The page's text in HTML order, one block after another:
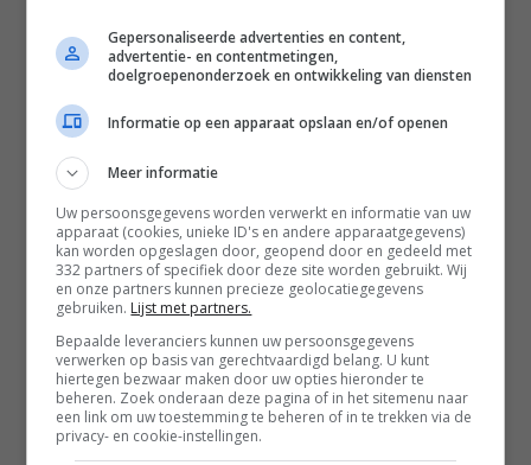
Disclaimer
Privacy voorwaarden
Instagram
Facebook
Pinterest
Home
Recepten
Leefstijl
Reizen
Gepersonaliseerde advertenties en content,
advertentie- en contentmetingen,
doelgroepenonderzoek en ontwikkeling van diensten
Informatie op een apparaat opslaan en/of openen
Meer informatie
Uw persoonsgegevens worden verwerkt en informatie van uw
apparaat (cookies, unieke ID's en andere apparaatgegevens)
kan worden opgeslagen door, geopend door en gedeeld met
332 partners of specifiek door deze site worden gebruikt. Wij
en onze partners kunnen precieze geolocatiegegevens
gebruiken. Lijst met partners.
Bepaalde leveranciers kunnen uw persoonsgegevens
verwerken op basis van gerechtvaardigd belang. U kunt
hiertegen bezwaar maken door uw opties hieronder te
beheren. Zoek onderaan deze pagina of in het sitemenu naar
een link om uw toestemming te beheren of in te trekken via de
privacy- en cookie-instellingen.